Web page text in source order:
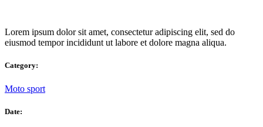
Lorem ipsum dolor sit amet, consectetur adipiscing elit, sed do
eiusmod tempor incididunt ut labore et dolore magna aliqua.
Category:
Moto sport
Date: